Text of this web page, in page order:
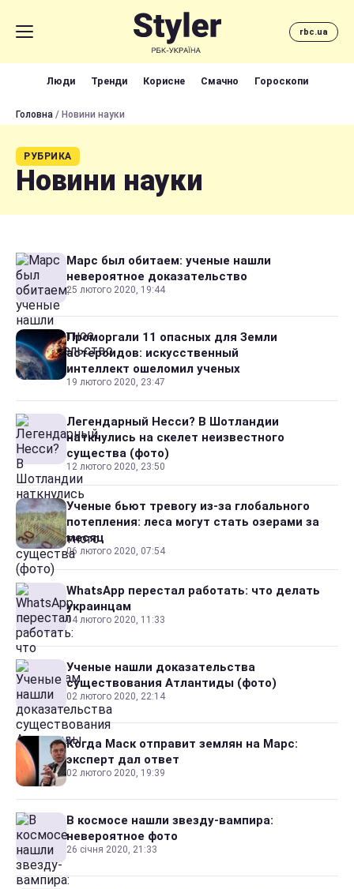
rbc.ua
Люди Тренди Корисне Смачно Гороскопи
Головна / Новини науки
РУБРИКА
Новини науки
Марс был обитаем: ученые нашли
невероятное доказательство
25 лютого 2020, 19:44
Проморгали 11 опасных для Земли
астероидов: искусственный
интеллект ошеломил ученых
19 лютого 2020, 23:47
Легендарный Несси? В Шотландии
наткнулись на скелет неизвестного
существа (фото)
12 лютого 2020, 23:50
Ученые бьют тревогу из-за глобального
потепления: леса могут стать озерами за
месяц
06 лютого 2020, 07:54
WhatsApp перестал работать: что делать
украинцам
04 лютого 2020, 11:33
Ученые нашли доказательства
существования Атлантиды (фото)
02 лютого 2020, 22:14
Когда Маск отправит землян на Марс:
эксперт дал ответ
02 лютого 2020, 19:39
В космосе нашли звезду-вампира:
невероятное фото
26 січня 2020, 21:33